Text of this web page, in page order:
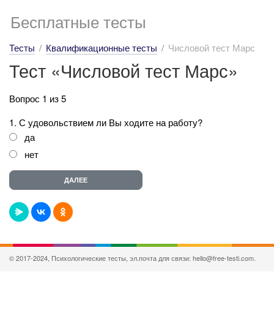
Бесплатные тесты
Тесты Квалификационные тесты Числовой тест Марс
Тест «Числовой тест Марс»
Вопрос 1 из 5
1. С удовольствием ли Вы ходите на работу?
да
нет
© 2017-2024, Психологические тесты, эл.почта для связи: hello@free-testi.com.